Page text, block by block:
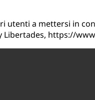
a mettersi in
https://